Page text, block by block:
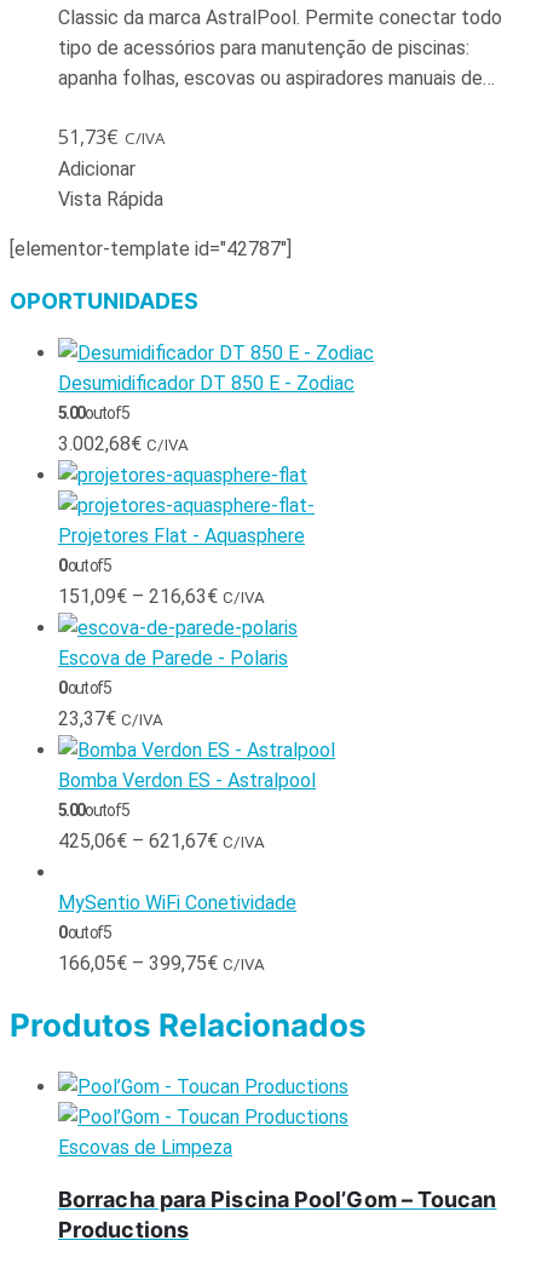
Classic da marca AstralPool. Permite conectar todo
tipo de acessórios para manutenção de piscinas:
apanha folhas, escovas ou aspiradores manuais de…
51,73€ C/IVA
Adicionar
Vista Rápida
[elementor-template id="42787"]
OPORTUNIDADES
Desumidificador DT 850 E - Zodiac
5.00out of 5
3.002,68€ C/IVA
Projetores Flat - Aquasphere
0out of 5
151,09€ – 216,63€ C/IVA
Escova de Parede - Polaris
0out of 5
23,37€ C/IVA
Bomba Verdon ES - Astralpool
5.00out of 5
425,06€ – 621,67€ C/IVA
MySentio WiFi Conetividade
0out of 5
166,05€ – 399,75€ C/IVA
Produtos Relacionados
Escovas de Limpeza
Borracha para Piscina Pool’Gom – Toucan
Productions